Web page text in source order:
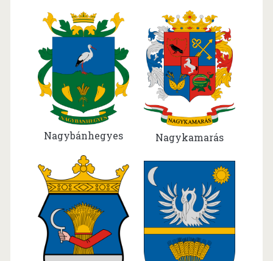
Nagybánhegyes Nagykamarás